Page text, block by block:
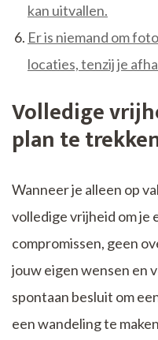
kan uitvallen.
Er is niemand om
locaties, tenzij je
Volledige
plan te
Wanneer je alleen op
volledige vrijheid om je
compromissen, geen
jouw eigen wensen en
spontaan besluit om
een wandeling te